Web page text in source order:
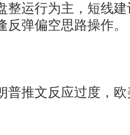
整运行为主，短线
弹偏空思路操作。
推文反应过度，欧